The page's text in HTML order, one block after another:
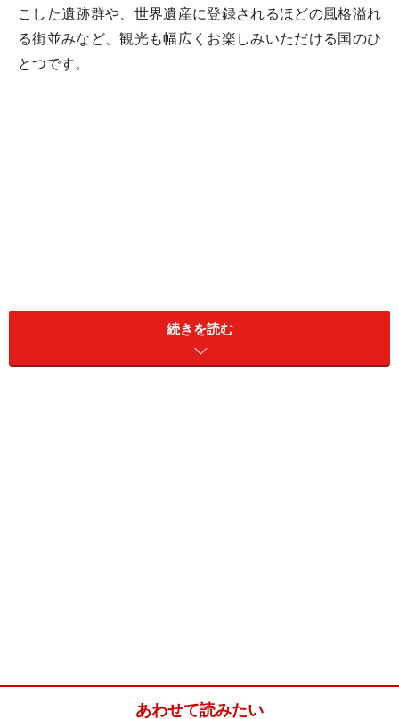
こした遺跡群や、世界遺産に登録されるほどの風格溢れ
る街並みなど、観光も幅広くお楽しみいただける国のひ
とつです。
アー
続きを読む
あわせて読みたい